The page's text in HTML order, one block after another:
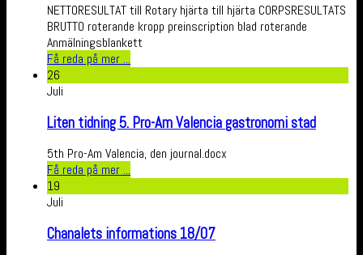
NETTORESULTAT till Rotary hjärta till hjärta CORPSRESULTATS
BRUTTO roterande kropp preinscription blad roterande
Anmälningsblankett
Få reda på mer ...
26
Juli
Liten tidning 5. Pro-Am Valencia gastronomi stad
5th Pro-Am Valencia, den journal.docx
Få reda på mer ...
19
Juli
Chanalets informations 18/07